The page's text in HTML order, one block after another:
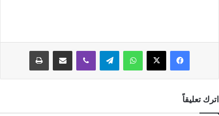
فيسبوك‫X واتسابتيلقرامڤايبر مشاركة عبر البريد طباعة
اترك تعليقاً